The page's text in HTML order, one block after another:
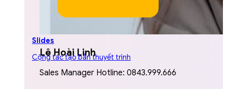
Lê Hoài Linh
Sales Manager Hotline: 0843.999.666
Slides
Cộng tác tạo bản thuyết trình